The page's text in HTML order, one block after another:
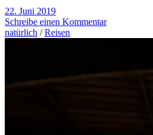
22. Juni 2019
Schreibe einen Kommentar
natürlich /Reisen